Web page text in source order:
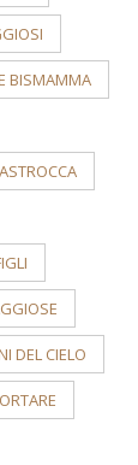
BISMAMMA
DEL CIELO